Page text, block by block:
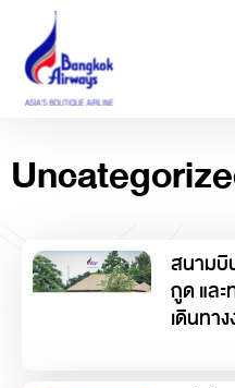
content
สนามบิ
กูด และ
เดินทา